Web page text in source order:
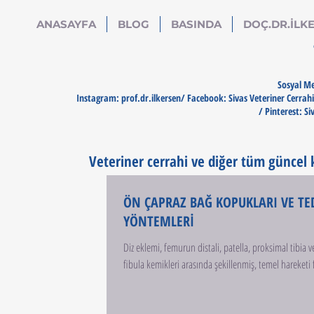
ANASAYFA BLOG BASINDA
Sosyal
Instagram: prof.dr.ilkersen/ Facebook: Sivas Veteriner
/ Pinterest:
Veteriner cerrahi ve diğer tüm güncel
ÖN ÇAPRAZ BAĞ KOPUKLARI VE
YÖNTEMLERİ
Diz eklemi, femurun distali, patella, proksimal tibia
fibula kemikleri arasında şekillenmiş, temel hareketi